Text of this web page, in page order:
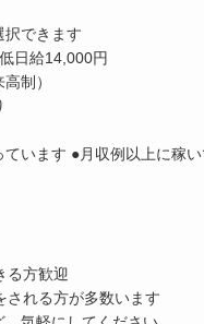
択できます
日給14,000円
制）
います ●月収例以上に稼
る方歓迎
される方が多数います